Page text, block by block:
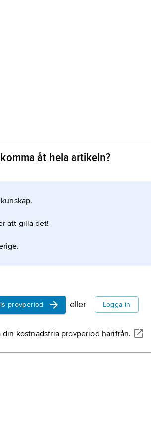
vilka det berättas om i Nya
på Frankrikes sydöstra kust.
ut i Medelhavet utanför
åt hela artikeln?
att gilla det!
provperiod eller Logga in
din kostnadsfria provperiod härifrån.